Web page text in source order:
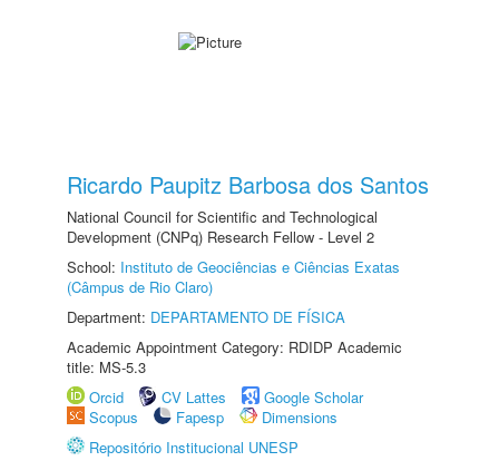
Ricardo Paupitz Barbosa dos Santos
National Council for Scientific and Technological
Development (CNPq) Research Fellow - Level 2
School: Instituto de Geociências e Ciências Exatas
(Câmpus de Rio Claro)
Department: DEPARTAMENTO DE FÍSICA
Academic Appointment Category: RDIDP Academic
title: MS-5.3
Orcid
CV Lattes
Google Scholar
Scopus
Fapesp
Dimensions
Repositório Institucional UNESP